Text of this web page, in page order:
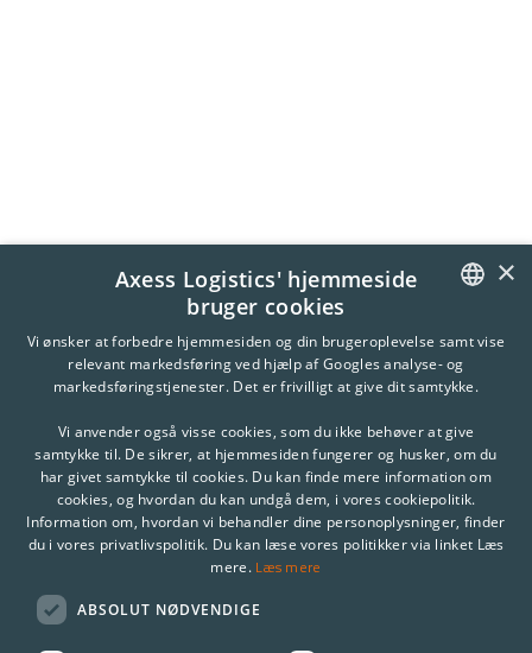
DANISH
ENGLISH
×
Axess Logistics' hjemmeside
bruger cookies
Vi ønsker at forbedre hjemmesiden og din brugeroplevelse samt vise
relevant markedsføring ved hjælp af Googles analyse- og
markedsføringstjenester. Det er frivilligt at give dit samtykke.
Vi anvender også visse cookies, som du ikke behøver at give
samtykke til. De sikrer, at hjemmesiden fungerer og husker, om du
har givet samtykke til cookies. Du kan finde mere information om
cookies, og hvordan du kan undgå dem, i vores cookiepolitik.
Information om, hvordan vi behandler dine personoplysninger, finder
du i vores privatlivspolitik. Du kan læse vores politikker via linket Læs
mere. Læs mere
ABSOLUT NØDVENDIGE